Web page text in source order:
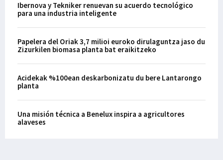
Ibernova y Tekniker renuevan su acuerdo tecnológico
para una industria inteligente
Papelera del Oriak 3,7 milioi euroko dirulaguntza jaso du
Zizurkilen biomasa planta bat eraikitzeko
Acidekak %100ean deskarbonizatu du bere Lantarongo
planta
Una misión técnica a Benelux inspira a agricultores
alaveses